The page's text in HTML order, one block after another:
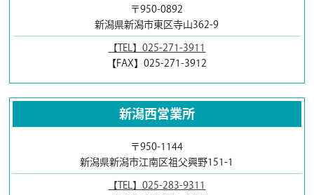
〒950-0892
新潟県新潟市東区寺山362-9
【TEL】025-271-3911
【FAX】025-271-3912
新潟西営業所
〒950-1144
新潟県新潟市江南区祖父興野151-1
【TEL】025-283-9311